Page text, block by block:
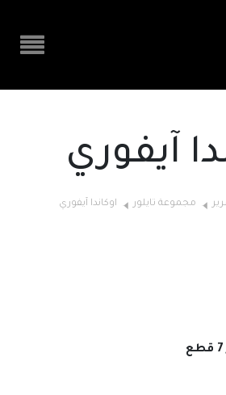
آيفوري
مجموعة تايلور اوكاندا آيفوري